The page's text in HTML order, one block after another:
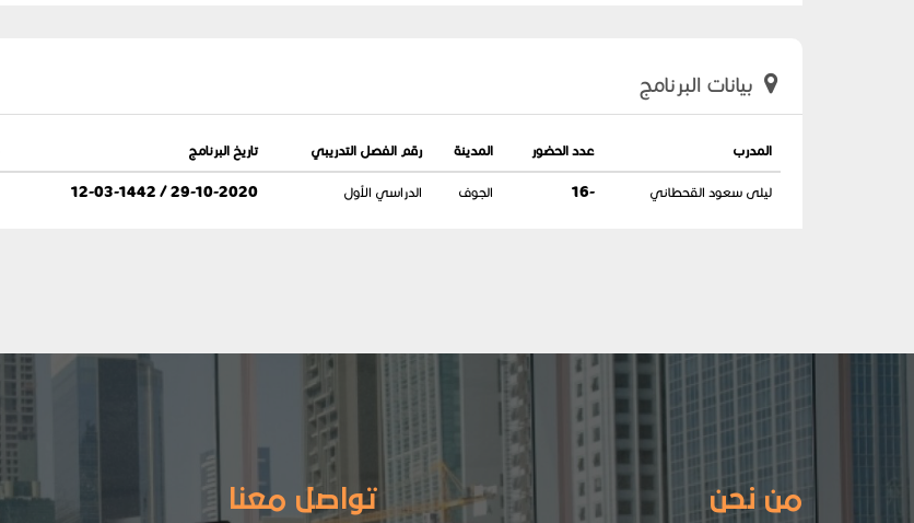
بيانات البرنامج
المدرب عدد الحضور المدينة رقم الفصل التدريبي تاريخ البرنامج
ليلى سعود القحطاني -16 الجوف الدراسي الأول 29-10-2020 / 12-03-1442
من نحن تواصل معنا